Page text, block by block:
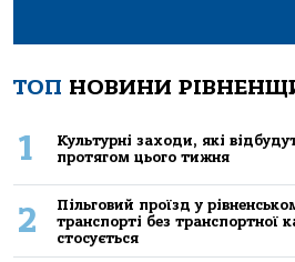
ТОП НОВИНИ
1
Культурні заходи, які
протягом цього тижня
2
Пільговий проїзд у
транспорті без транспортної
стосується